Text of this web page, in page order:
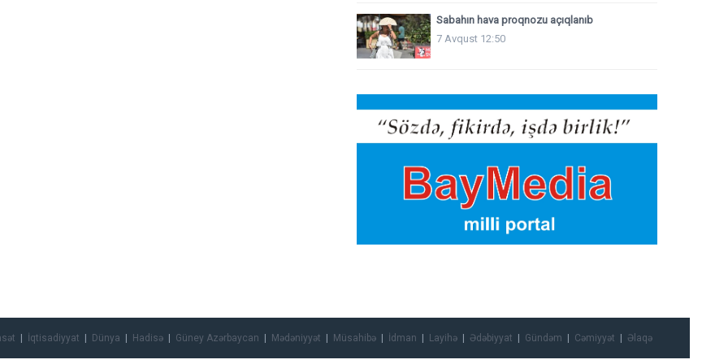
Sabahın hava proqnozu açıqlanıb
7 Avqust 12:50
İqtisadiyyat Dünya Hadisə Güney Azərbaycan Mədəniyyət Müsahibə İdman Layihə Ədəbiyyat Gündəm Cəmiyyət Əlaqə